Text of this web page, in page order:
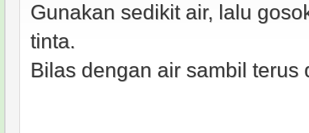
Gunakan sedikit air, lalu
tinta.
Bilas dengan air sambil